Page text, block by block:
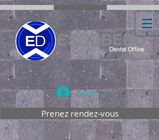
Se connecter
Prenez rendez-vous